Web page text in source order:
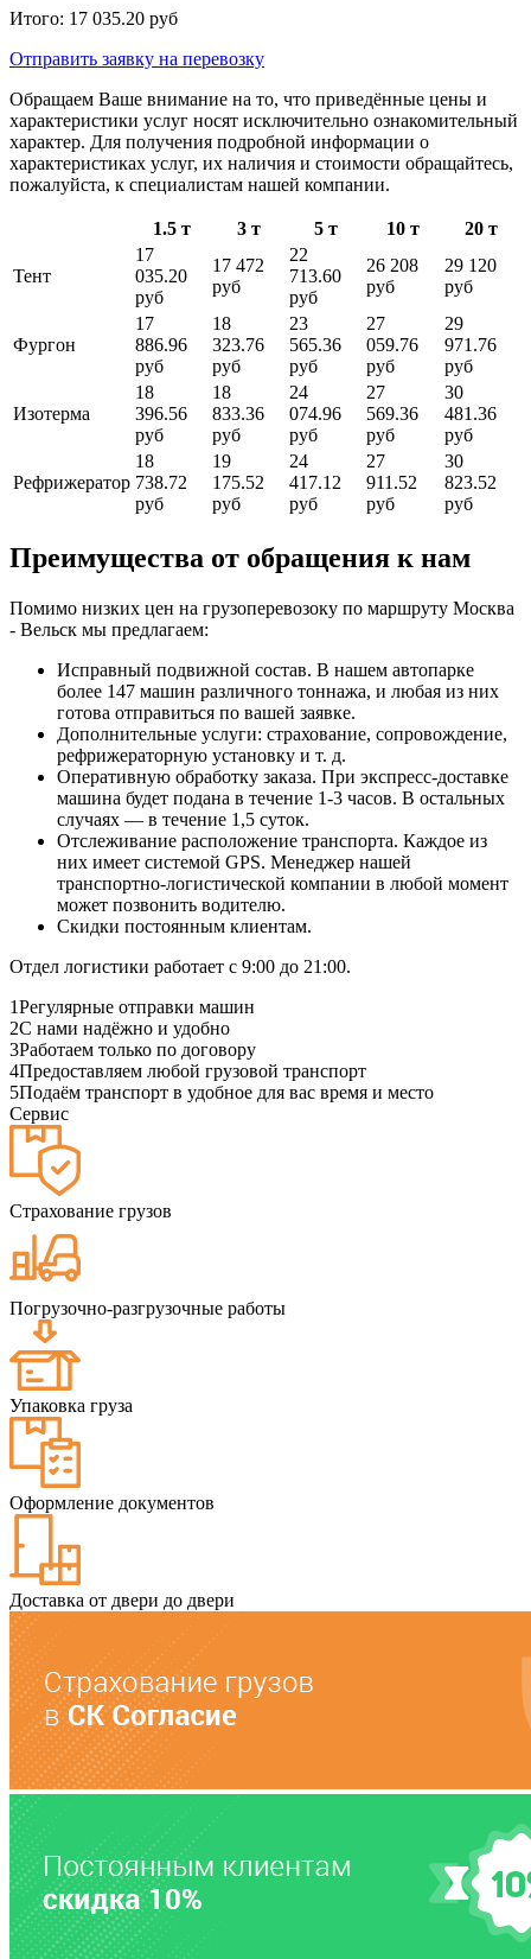
Итого: 17 035.20 руб
Отправить заявку на перевозку
Обращаем Ваше внимание на то, что приведённые цены и
характеристики услуг носят исключительно ознакомительный
характер. Для получения подробной информации о
характеристиках услуг, их наличия и стоимости обращайтесь,
пожалуйста, к специалистам нашей компании.
1.5 т 3 т 5 т 10 т 20 т
Тент
17
035.20
руб
17 472
руб
22
713.60
руб
26 208
руб
29 120
руб
Фургон
17
886.96
руб
18
323.76
руб
23
565.36
руб
27
059.76
руб
29
971.76
руб
Изотерма
18
396.56
руб
18
833.36
руб
24
074.96
руб
27
569.36
руб
30
481.36
руб
Рефрижератор
18
738.72
руб
19
175.52
руб
24
417.12
руб
27
911.52
руб
30
823.52
руб
Преимущества от обращения к нам
Помимо низких цен на грузоперевозоку по маршруту Москва
- Вельск мы предлагаем:
Исправный подвижной состав. В нашем автопарке
более 147 машин различного тоннажа, и любая из них
готова отправиться по вашей заявке.
Дополнительные услуги: страхование, сопровождение,
рефрижераторную установку и т. д.
Оперативную обработку заказа. При экспресс-доставке
машина будет подана в течение 1-3 часов. В остальных
случаях — в течение 1,5 суток.
Отслеживание расположение транспорта. Каждое из
них имеет системой GPS. Менеджер нашей
транспортно-логистической компании в любой момент
может позвонить водителю.
Скидки постоянным клиентам.
Отдел логистики работает с 9:00 до 21:00.
1Регулярные отправки машин
2С нами надёжно и удобно
3Работаем только по договору
4Предоставляем любой грузовой транспорт
5Подаём транспорт в удобное для вас время и место
Сервис
Страхование грузов
Погрузочно-разгрузочные работы
Упаковка груза
Оформление документов
Доставка от двери до двери